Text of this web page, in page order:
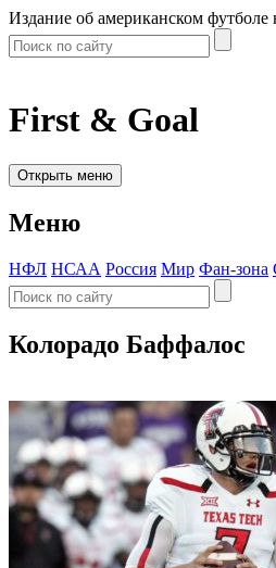
Издание об американском футболе
First & Goal
Открыть меню
Меню
НФЛ НСАА Россия Мир Фан-зона
Колорадо Баффалос